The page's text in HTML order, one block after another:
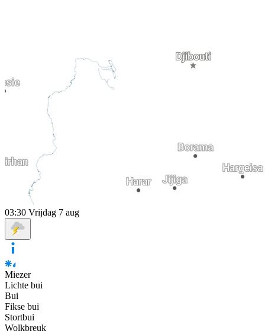
03:30 Vrijdag 7 aug
Miezer
Lichte bui
Bui
Fikse bui
Stortbui
Wolkbreuk